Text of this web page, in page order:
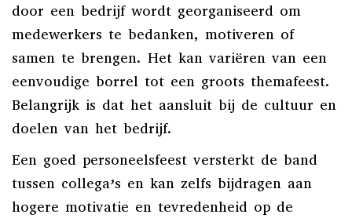
door een bedrijf wordt georganiseerd om
medewerkers te bedanken, motiveren of
samen te brengen. Het kan variëren van een
eenvoudige borrel tot een groots themafeest.
Belangrijk is dat het aansluit bij de cultuur en
doelen van het bedrijf.
Een goed personeelsfeest versterkt de band
tussen collega’s en kan zelfs bijdragen aan
hogere motivatie en tevredenheid op de